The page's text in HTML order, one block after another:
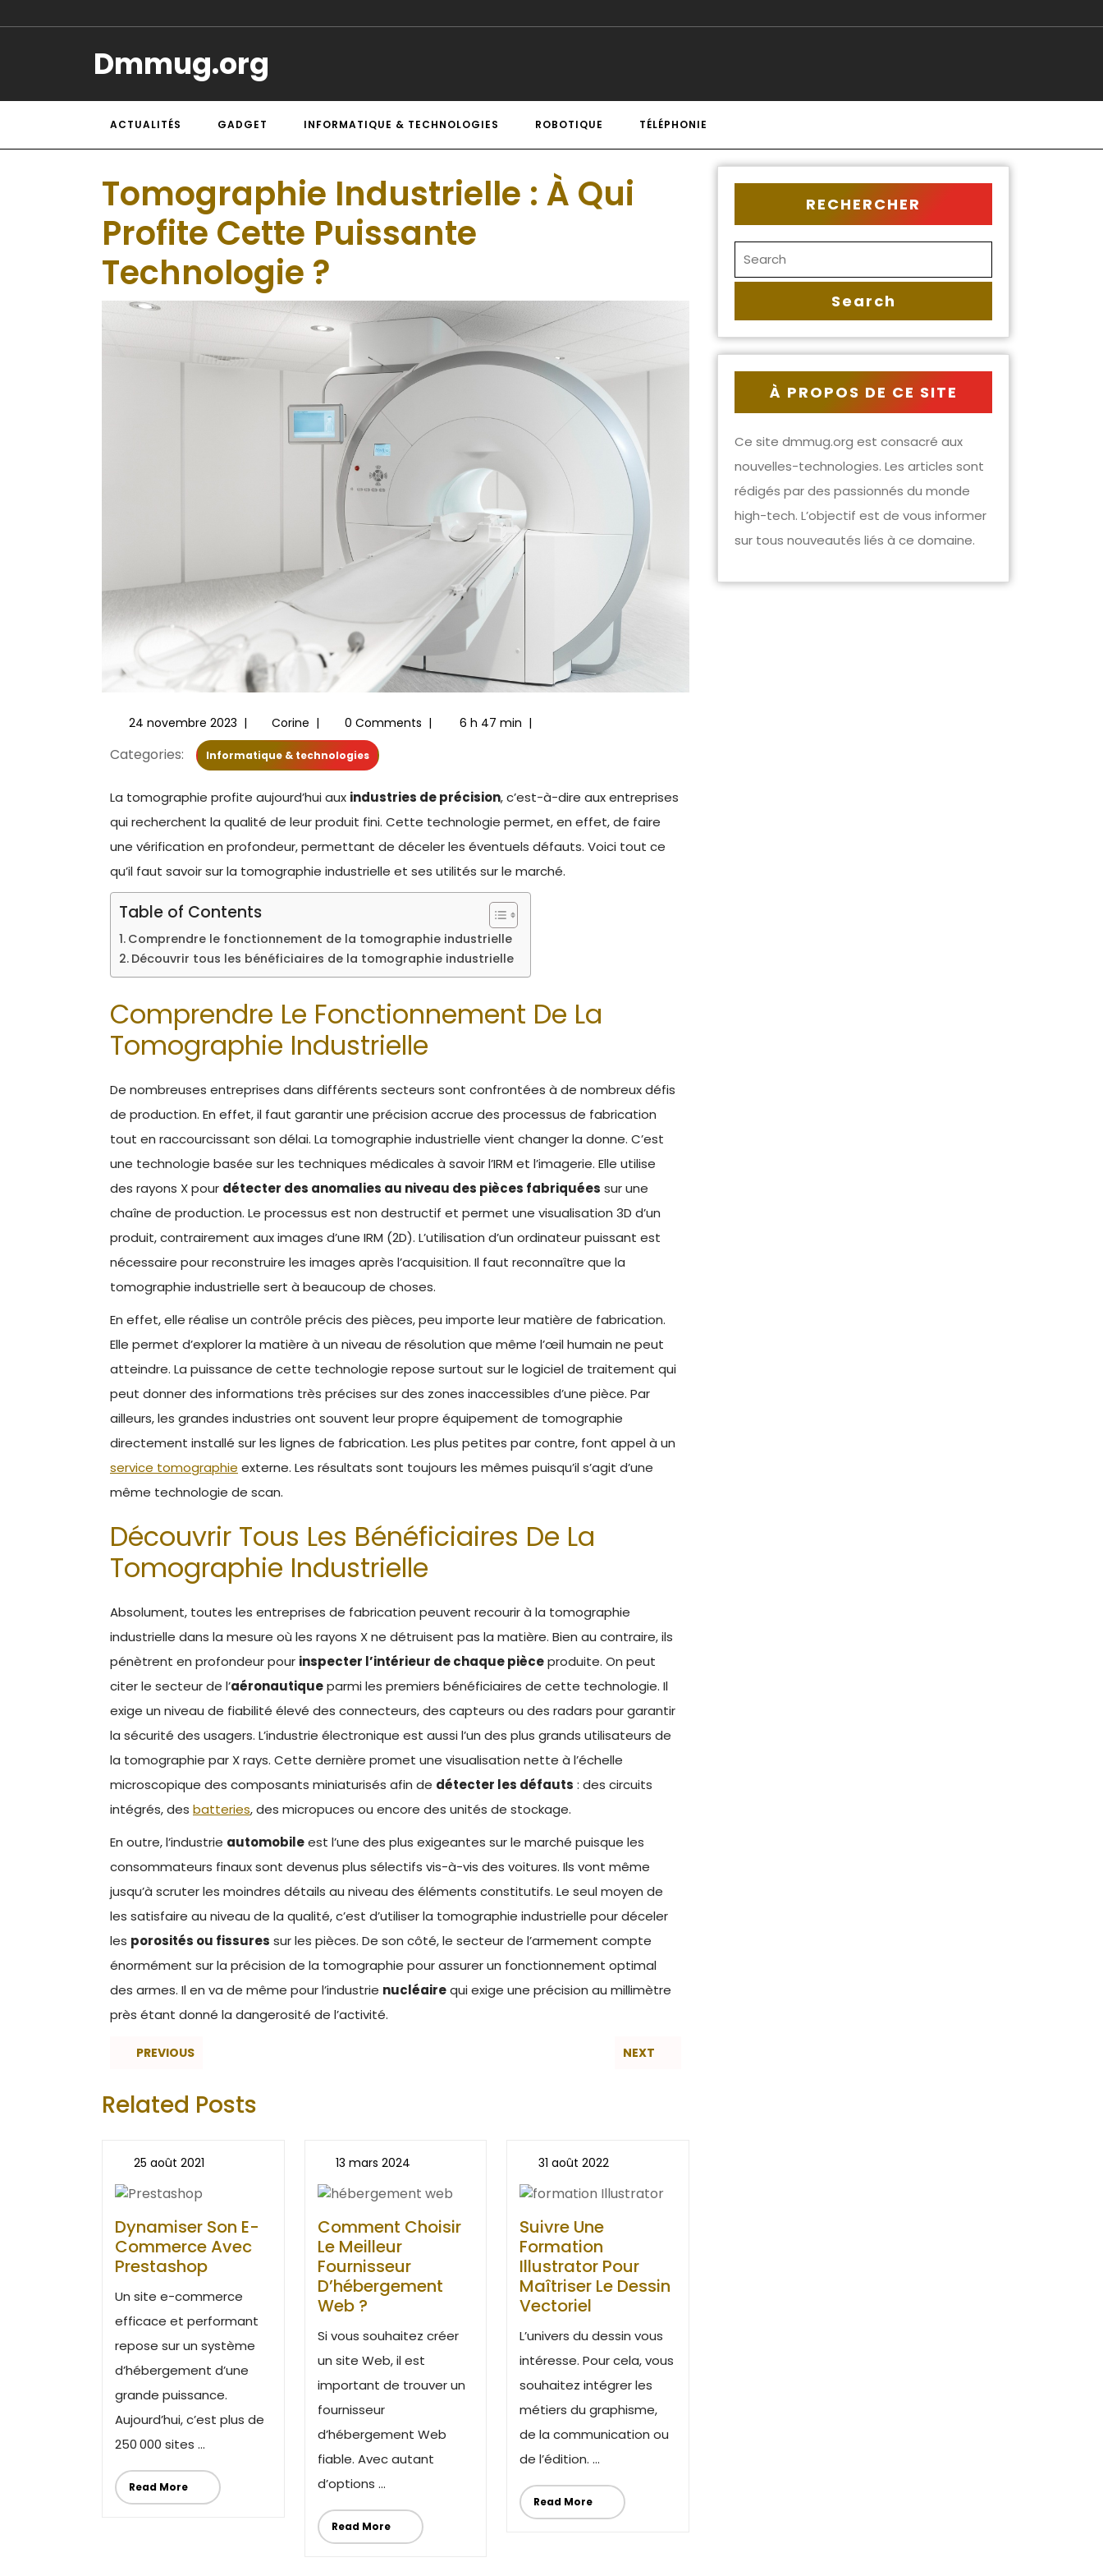
Dmmug.org
ACTUALITÉS GADGET INFORMATIQUE & TECHNOLOGIES ROBOTIQUE TÉLÉPHONIE
Tomographie Industrielle : À Qui
Profite Cette Puissante
Technologie ?
24 novembre 2023 | Corine | 0 Comments | 6 h 47 min |
Categories: Informatique & technologies
La tomographie profite aujourd’hui aux industries de précision, c’est-à-dire aux entreprises
qui recherchent la qualité de leur produit fini. Cette technologie permet, en effet, de faire
une vérification en profondeur, permettant de déceler les éventuels défauts. Voici tout ce
qu’il faut savoir sur la tomographie industrielle et ses utilités sur le marché.
Table of Contents
Comprendre le fonctionnement de la tomographie industrielle
Découvrir tous les bénéficiaires de la tomographie industrielle
Comprendre Le Fonctionnement De La
Tomographie Industrielle
De nombreuses entreprises dans différents secteurs sont confrontées à de nombreux défis
de production. En effet, il faut garantir une précision accrue des processus de fabrication
tout en raccourcissant son délai. La tomographie industrielle vient changer la donne. C’est
une technologie basée sur les techniques médicales à savoir l’IRM et l’imagerie. Elle utilise
des rayons X pour détecter des anomalies au niveau des pièces fabriquées sur une
chaîne de production. Le processus est non destructif et permet une visualisation 3D d’un
produit, contrairement aux images d’une IRM (2D). L’utilisation d’un ordinateur puissant est
nécessaire pour reconstruire les images après l’acquisition. Il faut reconnaître que la
tomographie industrielle sert à beaucoup de choses.
En effet, elle réalise un contrôle précis des pièces, peu importe leur matière de fabrication.
Elle permet d’explorer la matière à un niveau de résolution que même l’œil humain ne peut
atteindre. La puissance de cette technologie repose surtout sur le logiciel de traitement qui
peut donner des informations très précises sur des zones inaccessibles d’une pièce. Par
ailleurs, les grandes industries ont souvent leur propre équipement de tomographie
directement installé sur les lignes de fabrication. Les plus petites par contre, font appel à un
service tomographie externe. Les résultats sont toujours les mêmes puisqu’il s’agit d’une
même technologie de scan.
Découvrir Tous Les Bénéficiaires De La
Tomographie Industrielle
Absolument, toutes les entreprises de fabrication peuvent recourir à la tomographie
industrielle dans la mesure où les rayons X ne détruisent pas la matière. Bien au contraire, ils
pénètrent en profondeur pour inspecter l’intérieur de chaque pièceproduite. On peut
citer le secteur de l’aéronautiqueparmi les premiers bénéficiaires de cette technologie. Il
exige un niveau de fiabilité élevé des connecteurs, des capteurs ou des radars pour garantir
la sécurité des usagers. L’industrie électronique est aussi l’un des plus grands utilisateurs de
la tomographie par X rays. Cette dernière promet une visualisation nette à l’échelle
microscopique des composants miniaturisés afin de détecter les défauts : des circuits
intégrés, des batteries, des micropuces ou encore des unités de stockage.
En outre, l’industrie automobileest l’une des plus exigeantes sur le marché puisque les
consommateurs finaux sont devenus plus sélectifs vis-à-vis des voitures. Ils vont même
jusqu’à scruter les moindres détails au niveau des éléments constitutifs. Le seul moyen de
les satisfaire au niveau de la qualité, c’est d’utiliser la tomographie industrielle pour déceler
les porosités ou fissures sur les pièces. De son côté, le secteur de l’armement compte
énormément sur la précision de la tomographie pour assurer un fonctionnement optimal
des armes. Il en va de même pour l’industrie nucléairequi exige une précision au millimètre
près étant donné la dangerosité de l’activité.
PREVIOUS NEXT
Related Posts
25 août 2021
Dynamiser Son E-
Commerce Avec
Prestashop
Un site e-commerce
efficace et performant
repose sur un système
d’hébergement d’une
grande puissance.
Aujourd’hui, c’est plus de
250 000 sites ...
Read More
13 mars 2024
Comment Choisir
Le Meilleur
Fournisseur
D’hébergement
Web ?
Si vous souhaitez créer
un site Web, il est
important de trouver un
fournisseur
d’hébergement Web
fiable. Avec autant
d’options ...
Read More
31 août 2022
Suivre Une
Formation
Illustrator Pour
Maîtriser Le Dessin
Vectoriel
L’univers du dessin vous
intéresse. Pour cela, vous
souhaitez intégrer les
métiers du graphisme,
de la communication ou
de l’édition. ...
Read More
RECHERCHER
À PROPOS DE CE SITE
Ce site dmmug.org est consacré aux
nouvelles-technologies. Les articles sont
rédigés par des passionnés du monde
high-tech. L’objectif est de vous informer
sur tous nouveautés liés à ce domaine.